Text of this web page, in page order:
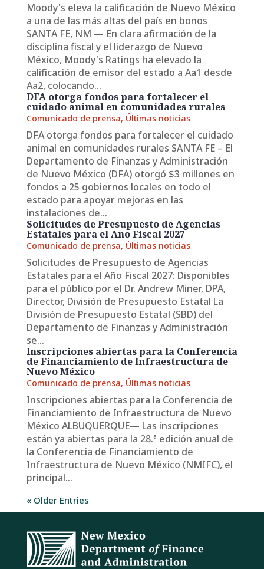
Moody's eleva la calificación de Nuevo México
a una de las más altas del país en bonos
SANTA FE, NM — En clara afirmación de la
disciplina fiscal y el liderazgo de Nuevo
México, Moody's Ratings ha elevado la
calificación de emisor del estado a Aa1 desde
Aa2, colocando...
DFA otorga fondos para fortalecer el
cuidado animal en comunidades rurales
Comunicado de prensa, Últimas noticias
DFA otorga fondos para fortalecer el cuidado
animal en comunidades rurales SANTA FE – El
Departamento de Finanzas y Administración
de Nuevo México (DFA) otorgó $3 millones en
fondos a 25 gobiernos locales en todo el
estado para apoyar mejoras en las
instalaciones de...
Solicitudes de Presupuesto de Agencias
Estatales para el Año Fiscal 2027
Comunicado de prensa, Últimas noticias
Solicitudes de Presupuesto de Agencias
Estatales para el Año Fiscal 2027: Disponibles
para el público por el Dr. Andrew Miner, DPA,
Director, División de Presupuesto Estatal La
División de Presupuesto Estatal (SBD) del
Departamento de Finanzas y Administración
se...
Inscripciones abiertas para la Conferencia
de Financiamiento de Infraestructura de
Nuevo México
Comunicado de prensa, Últimas noticias
Inscripciones abiertas para la Conferencia de
Financiamiento de Infraestructura de Nuevo
México ALBUQUERQUE— Las inscripciones
están ya abiertas para la 28.ª edición anual de
la Conferencia de Financiamiento de
Infraestructura de Nuevo México (NMIFC), el
principal...
« Older Entries